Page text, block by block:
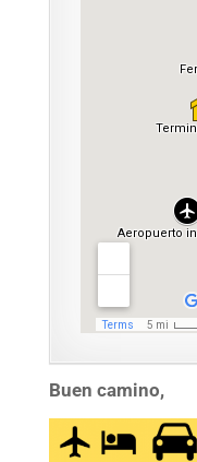
Buen camino,